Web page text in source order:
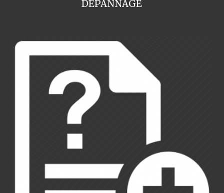
DEPANNAGE